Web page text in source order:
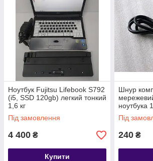
Ноутбук Fujitsu Lifebook S792
(i5, SSD 120gb) легкий тонкий
1,6 кг
Під замовлення
4 400 ₴
Купити
Шнур
ноутбука
Під
240 ₴